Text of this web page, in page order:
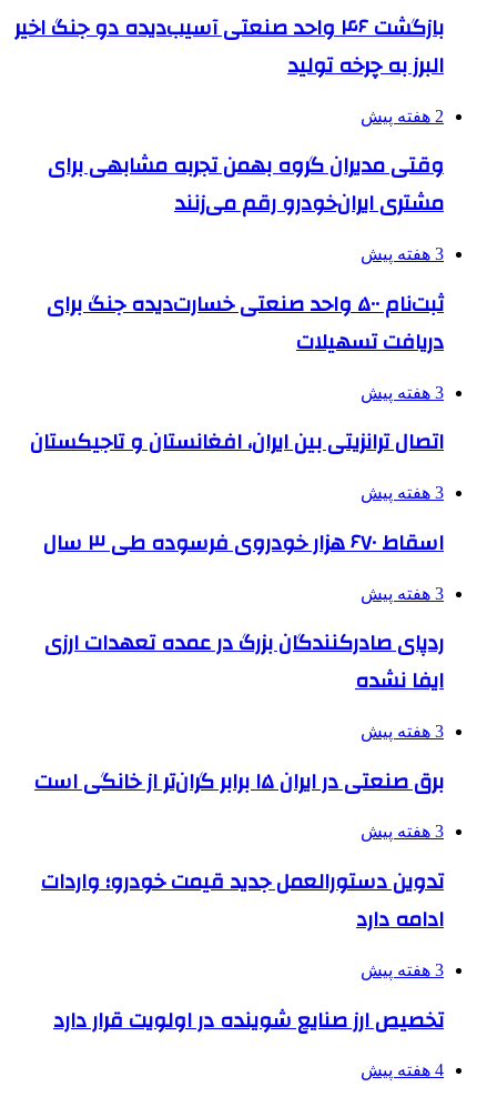
بازگشت ۴۶ واحد صنعتی آسیب‌دیده دو جنگ اخیر
البرز به چرخه تولید
2 هفته پیش
وقتی مدیران گروه بهمن تجربه مشابهی برای
مشتری ایران‌خودرو رقم می‌زنند
3 هفته پیش
ثبت‌نام ۵۰۰ واحد صنعتی خسارت‌دیده جنگ برای
دریافت تسهیلات
3 هفته پیش
اتصال ترانزیتی بین ایران، افغانستان و تاجیکستان
3 هفته پیش
اسقاط ۶۷۰ هزار خودروی فرسوده طی ۳ سال
3 هفته پیش
ردپای صادرکنندگان بزرگ در عمده تعهدات ارزی
ایفا نشده
3 هفته پیش
برق صنعتی در ایران ۱۵ برابر گران‌تر از خانگی است
3 هفته پیش
تدوین دستورالعمل جدید قیمت خودرو؛ واردات
ادامه دارد
3 هفته پیش
تخصیص ارز صنایع شوینده در اولویت قرار دارد
4 هفته پیش